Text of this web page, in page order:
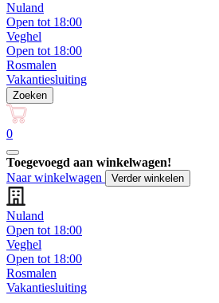
Nuland
Open tot 18:00
Veghel
Open tot 18:00
Rosmalen
Vakantiesluiting
Zoeken
0
Toegevoegd aan winkelwagen!
Naar winkelwagen
Verder winkelen
Nuland
Open tot 18:00
Veghel
Open tot 18:00
Rosmalen
Vakantiesluiting